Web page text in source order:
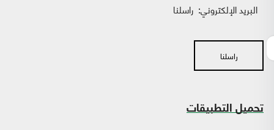
البريد الإلكتروني: راسلنا
راسلنا
تحميل التطبيقات